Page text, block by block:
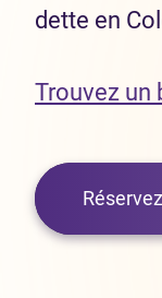
dette en
Trouvez un